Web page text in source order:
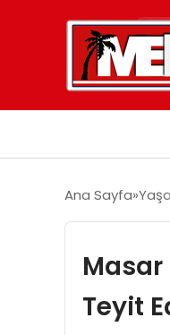
Ana Sayfa
Masar
Teyit